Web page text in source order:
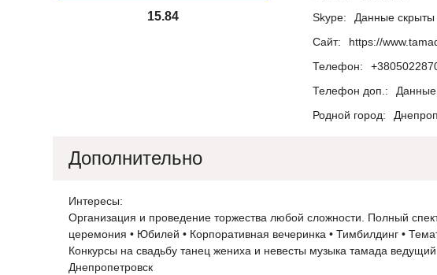
15.04
Skype:
Данные скрыты
Сайт:
https://
Телефон:
Телефон доп.:
Данные
Родной город:
Дополнительно
Интересы:
Организация и проведение торжества любой сложности. Полный
церемония • Юбилей • Корпоративная вечеринка • Тимбилдинг •
Конкурсы на свадьбу танец жениха и невесты музыка тамада
Днепропетровск